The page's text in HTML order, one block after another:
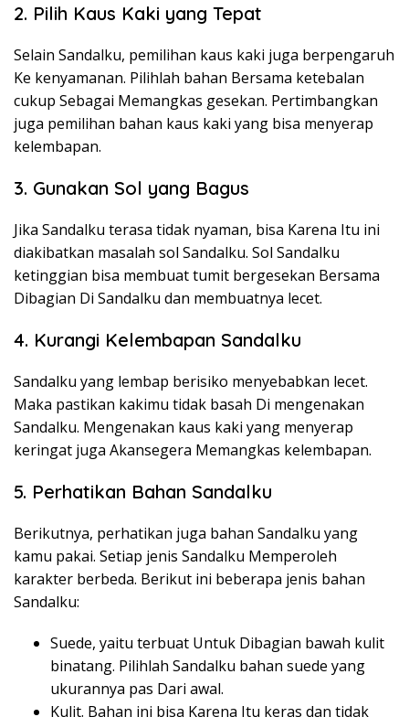
2. Pilih Kaus Kaki yang Tepat
Selain Sandalku, pemilihan kaus kaki juga berpengaruh
Ke kenyamanan. Pilihlah bahan Bersama ketebalan
cukup Sebagai Memangkas gesekan. Pertimbangkan
juga pemilihan bahan kaus kaki yang bisa menyerap
kelembapan.
3. Gunakan Sol yang Bagus
Jika Sandalku terasa tidak nyaman, bisa Karena Itu ini
diakibatkan masalah sol Sandalku. Sol Sandalku
ketinggian bisa membuat tumit bergesekan Bersama
Dibagian Di Sandalku dan membuatnya lecet.
4. Kurangi Kelembapan Sandalku
Sandalku yang lembap berisiko menyebabkan lecet.
Maka pastikan kakimu tidak basah Di mengenakan
Sandalku. Mengenakan kaus kaki yang menyerap
keringat juga Akansegera Memangkas kelembapan.
5. Perhatikan Bahan Sandalku
Berikutnya, perhatikan juga bahan Sandalku yang
kamu pakai. Setiap jenis Sandalku Memperoleh
karakter berbeda. Berikut ini beberapa jenis bahan
Sandalku:
Suede, yaitu terbuat Untuk Dibagian bawah kulit
binatang. Pilihlah Sandalku bahan suede yang
ukurannya pas Dari awal.
Kulit. Bahan ini bisa Karena Itu keras dan tidak